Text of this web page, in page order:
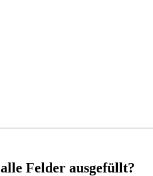
Felder ausgefüllt?